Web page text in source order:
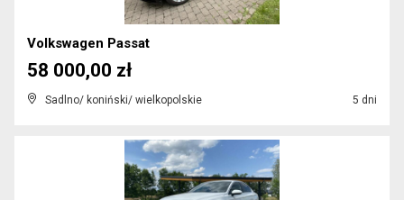
Volkswagen Passat
Sadlno/ koniński/ wielkopolskie 5 dni
58 000,00 zł